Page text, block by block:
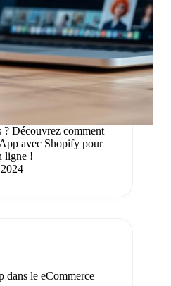
? Découvrez comment
avec Shopify pour
ligne !
dans le eCommerce